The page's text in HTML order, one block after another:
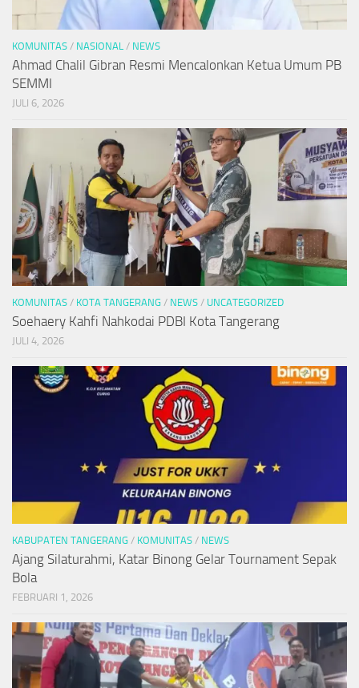
KOMUNITAS / NASIONAL / NEWS
Ahmad Chalil Gibran Resmi Mencalonkan Ketua Umum PB
SEMMI
JULI 6, 2026
KOMUNITAS / KOTA TANGERANG / NEWS / UNCATEGORIZED
Soehaery Kahfi Nahkodai PDBI Kota Tangerang
JULI 4, 2026
KABUPATEN TANGERANG / KOMUNITAS / NEWS
Ajang Silaturahmi, Katar Binong Gelar Tournament Sepak
Bola
FEBRUARI 1, 2026